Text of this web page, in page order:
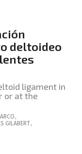
deltoideo
ligament in
or at the
,
GILABERT,